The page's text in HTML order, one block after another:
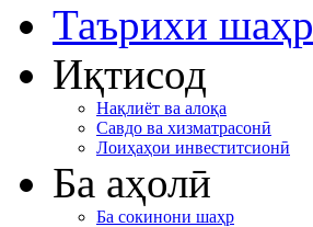
Таърихи шаҳр
Иқтисод
Нақлиёт ва алоқа
Савдо ва хизматрасонӣ
Лоиҳаҳои инвеститсионӣ
Ба аҳолӣ
Ба сокинони шаҳр